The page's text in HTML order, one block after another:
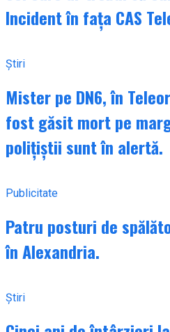
Incident în fața CAS
Știri
Mister pe DN6, în
fost găsit mort pe
polițiștii sunt în alertă.
Publicitate
Patru posturi de
în Alexandria.
Știri